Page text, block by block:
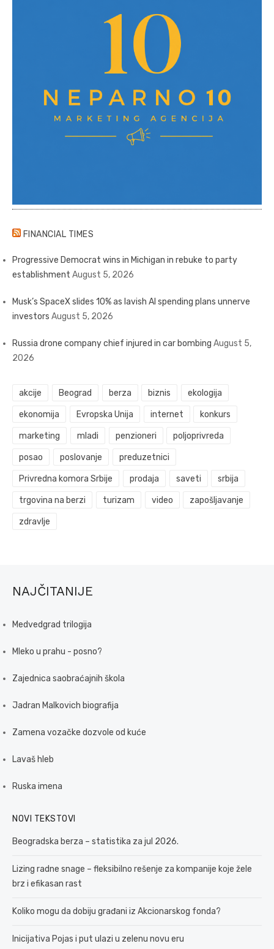
FINANCIAL TIMES
Progressive Democrat wins in Michigan in rebuke to party
establishment August 5, 2026
Musk’s SpaceX slides 10% as lavish AI spending plans unnerve
investors August 5, 2026
Russia drone company chief injured in car bombing August 5,
2026
akcije Beograd berza biznis ekologija
ekonomija Evropska Unija internet konkurs
marketing mladi penzioneri poljoprivreda
posao poslovanje preduzetnici
Privredna komora Srbije prodaja saveti srbija
trgovina na berzi turizam video zapošljavanje
zdravlje
NAJČITANIJE
Medvedgrad trilogija
Mleko u prahu - posno?
Zajednica saobraćajnih škola
Jadran Malkovich biografija
Zamena vozačke dozvole od kuće
Lavaš hleb
Ruska imena
NOVI TEKSTOVI
Beogradska berza – statistika za jul 2026.
Lizing radne snage – fleksibilno rešenje za kompanije koje žele
brz i efikasan rast
Koliko mogu da dobiju građani iz Akcionarskog fonda?
Inicijativa Pojas i put ulazi u zelenu novu eru